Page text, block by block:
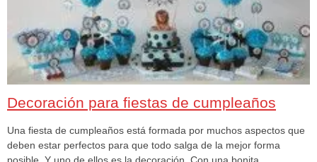
Decoración para fiestas de cumpleaños
Una fiesta de cumpleaños está formada por muchos aspectos que
deben estar perfectos para que todo salga de la mejor forma
posible. Y uno de ellos es la decoración. Con una bonita